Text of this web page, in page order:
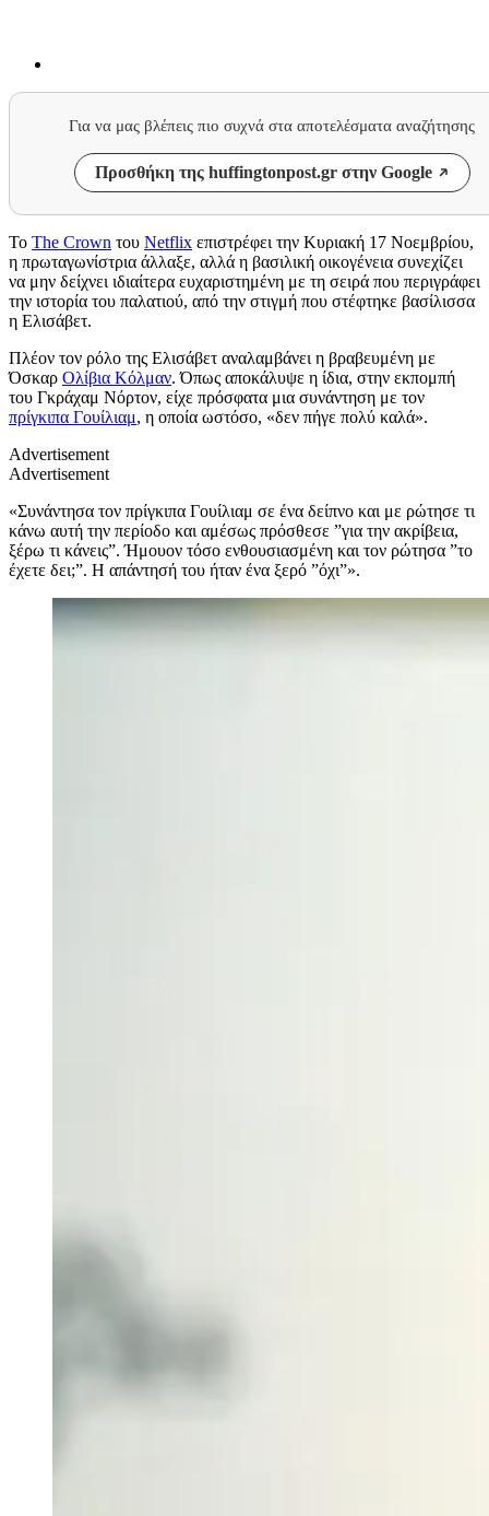
Για να μας βλέπεις πιο συχνά στα αποτελέσματα αναζήτησης
Προσθήκη της huffingtonpost.gr στην Google
Το The Crown του Netflix επιστρέφει την Κυριακή 17 Νοεμβρίου,
η πρωταγωνίστρια άλλαξε, αλλά η βασιλική οικογένεια συνεχίζει
να μην δείχνει ιδιαίτερα ευχαριστημένη με τη σειρά που περιγράφει
την ιστορία του παλατιού, από την στιγμή που στέφτηκε βασίλισσα
η Ελισάβετ.
Πλέον τον ρόλο της Ελισάβετ αναλαμβάνει η βραβευμένη με
Όσκαρ Ολίβια Κόλμαν. Όπως αποκάλυψε η ίδια, στην εκπομπή
του Γκράχαμ Νόρτον, είχε πρόσφατα μια συνάντηση με τον
πρίγκιπα Γουίλιαμ, η οποία ωστόσο, «δεν πήγε πολύ καλά».
Advertisement
Advertisement
«Συνάντησα τον πρίγκιπα Γουίλιαμ σε ένα δείπνο και με ρώτησε τι
κάνω αυτή την περίοδο και αμέσως πρόσθεσε ”για την ακρίβεια,
ξέρω τι κάνεις”. Ήμουον τόσο ενθουσιασμένη και τον ρώτησα ”το
έχετε δει;”. Η απάντησή του ήταν ένα ξερό ”όχι”».